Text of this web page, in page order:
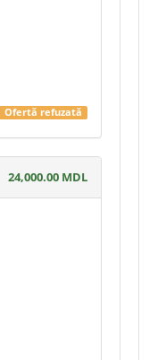
Ofertă refuzată
24,000.00 MDL